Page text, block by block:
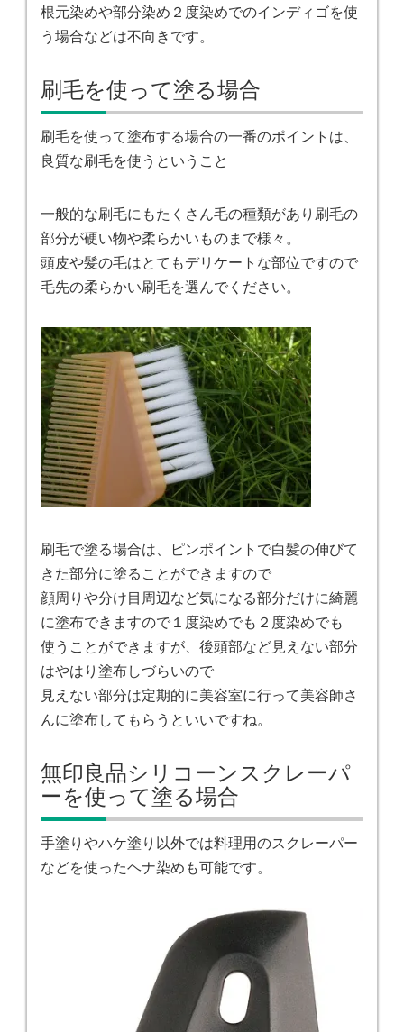
根元染めや部分染め２度染めでのインディゴを使
う場合などは不向きです。
刷毛を使って塗る場合
刷毛を使って塗布する場合の一番のポイントは、
良質な刷毛を使うということ
一般的な刷毛にもたくさん毛の種類があり刷毛の
部分が硬い物や柔らかいものまで様々。
頭皮や髪の毛はとてもデリケートな部位ですので
毛先の柔らかい刷毛を選んでください。
刷毛で塗る場合は、ピンポイントで白髪の伸びて
きた部分に塗ることができますので
顔周りや分け目周辺など気になる部分だけに綺麗
に塗布できますので１度染めでも２度染めでも
使うことができますが、後頭部など見えない部分
はやはり塗布しづらいので
見えない部分は定期的に美容室に行って美容師さ
んに塗布してもらうといいですね。
無印良品シリコーンスクレーパ
ーを使って塗る場合
手塗りやハケ塗り以外では料理用のスクレーパー
などを使ったヘナ染めも可能です。